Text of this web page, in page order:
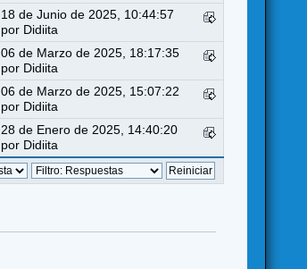
18 de Junio de 2025, 10:44:57
por Didiita
06 de Marzo de 2025, 18:17:35
por Didiita
06 de Marzo de 2025, 15:07:22
por Didiita
28 de Enero de 2025, 14:40:20
por Didiita